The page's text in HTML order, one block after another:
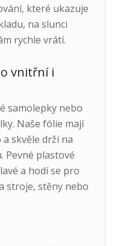
které ukazuje
na slunci
rychle vrátí.
vnitřní i
samolepky nebo
Naše fólie mají
skvěle drží na
Pevné plastové
a hodí se pro
stroje, stěny nebo